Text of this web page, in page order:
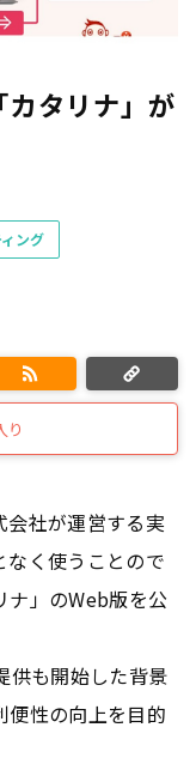
タリナ」が
ング
り
会社が運営する実
なく使うことので
ナ」のWeb版を公
供も開始した背景
便性の向上を目的